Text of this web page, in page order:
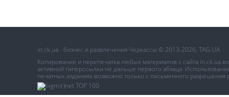
in.ck.ua - бизнес и развлечения Черкассы © 2013-2026, TAG.UA
Копирование и перепечатка любых материалов с сайта in.ck.ua
активной гиперссылки не дальше первого абзаца.
печатных изданиях возможно только с письменного разрешения